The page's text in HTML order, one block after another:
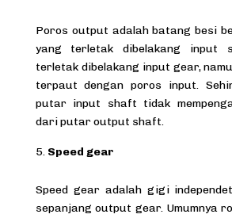
Poros output adalah batang besi
yang terletak dibelakang input
terletak dibelakang input gear,
terpaut dengan poros input.
putar input shaft tidak
dari putar output shaft.
Speed gear
Speed gear adalah gigi
sepanjang output gear. Umumnya